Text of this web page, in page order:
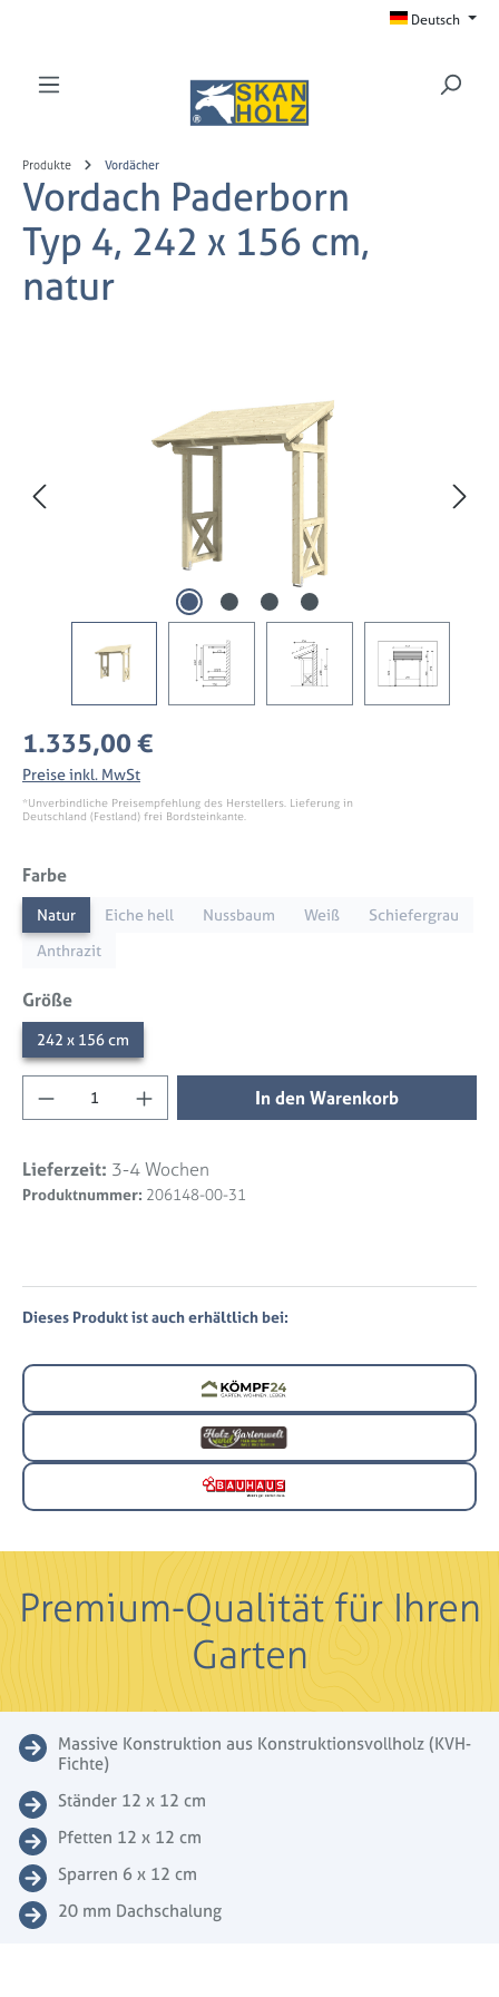
Produkte Vordächer
Vordach Paderborn
Typ 4, 242 x 156 cm,
natur
Regulärer Preis:
1.335,00 €
Preise inkl. MwSt
*Unverbindliche Preisempfehlung des Herstellers. Lieferung in
Deutschland (Festland) frei Bordsteinkante.
Farbeauswählen
Natur Eiche hell Nussbaum Weiß
Schiefergrau
Anthrazit
Größeauswählen
242 x 156 cm
Produkt Anzahl: Gib den gewünschten
In den Warenkorb
Lieferzeit: 3-4 Wochen
Produktnummer: 206148-00-31
Dieses Produkt ist auch erhältlich bei:
Premium-Qualität für Ihren
Garten
Massive Konstruktion aus Konstruktionsvollholz (KVH-
Fichte)
Ständer 12 x 12 cm
Pfetten 12 x 12 cm
Sparren 6 x 12 cm
20 mm Dachschalung
Deutsch